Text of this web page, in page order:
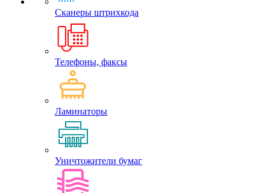
Сканеры штрихкода
Телефоны, факсы
Ламинаторы
Уничтожители бумаг